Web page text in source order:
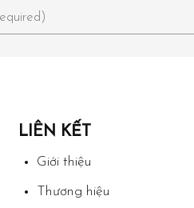
LIÊN KẾT
Giới thiệu
Thương hiệu